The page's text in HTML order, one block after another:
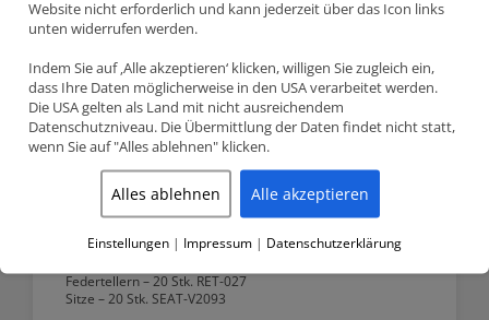
Supertech doppelte Ventilfedersatz
Audi 200, S2, RS2, S4, S6 – 2.2 20V Turbo (3B, ABY, ADU, AAN)
Federn Daten:
Druck Ventilsitz – 82lbs @ 31.75mm
Druck geöffnet – 224lbs @ 11.50mm
Min. Federhöhe (im gepressten Zustand) – 16.70mm
Max Hub – 15.00mm
Äußere Feder Außendurchmesser – 30.40mm
Äußere Feder Innendurchmesser – 23.20mm
Innere Feder Innendurchmesser – 16.50mmSatz enthält:
Federtellern – 20 Stk. RET-027
Sitze – 20 Stk. SEAT-V2093
Website nicht erforderlich und kann jederzeit über das Icon links
unten widerrufen werden.
Indem Sie auf ‚Alle akzeptieren‘ klicken, willigen Sie zugleich ein,
dass Ihre Daten möglicherweise in den USA verarbeitet werden.
Die USA gelten als Land mit nicht ausreichendem
Datenschutzniveau. Die Übermittlung der Daten findet nicht statt,
wenn Sie auf "Alles ablehnen" klicken.
Alles ablehnen Alle akzeptieren
Einstellungen | Impressum | Datenschutzerklärung